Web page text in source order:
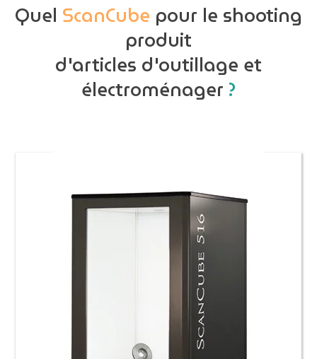
Quel ScanCube pour le shooting
produit
d'articles d'outillage et
électroménager ?